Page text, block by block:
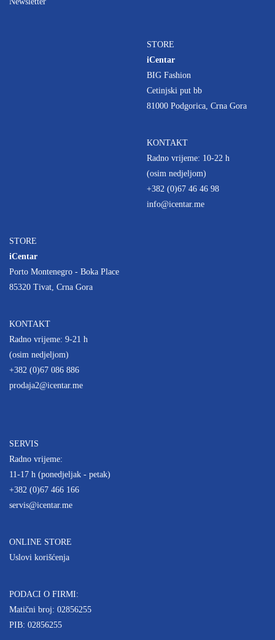
STORE
iCentar
BIG Fashion
Cetinjski put bb
81000 Podgorica, Crna Gora
KONTAKT
Radno vrijeme: 10-22 h
(osim nedjeljom)
+382 (0)67 46 46 98
info@icentar.me
STORE
iCentar
Porto Montenegro - Boka Place
85320 Tivat, Crna Gora
KONTAKT
Radno vrijeme: 9-21 h
(osim nedjeljom)
+382 (0)67 086 886
prodaja2@icentar.me
SERVIS
Radno vrijeme:
11-17 h (ponedjeljak - petak)
+382 (0)67 466 166
servis@icentar.me
ONLINE STORE
Uslovi korišćenja
PODACI O FIRMI:
Matični broj: 02856255
PIB: 02856255